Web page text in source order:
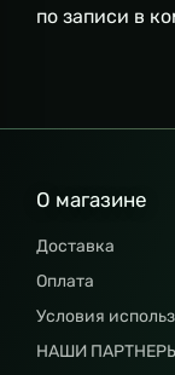
по записи в
О магазине
Доставка
Оплата
Условия
НАШИ